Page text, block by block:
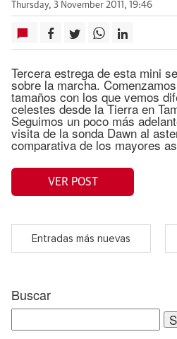
Thursday, 3 November 2011, 19:46
Tercera estrega de esta mini
sobre la marcha.
tamaños con los que vemos
celestes desde la Tierra en
Seguimos un poco más
visita de la sonda Dawn al
comparativa de los mayores
VER POST
Entradas más nuevas
Buscar
Search
for: